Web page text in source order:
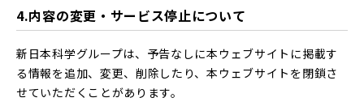
4.内容の変更・サービス停止について
新日本科学グループは、予告なしに本ウェブサイトに掲載す
る情報を追加、変更、削除したり、本ウェブサイトを閉鎖さ
せていただくことがあります。